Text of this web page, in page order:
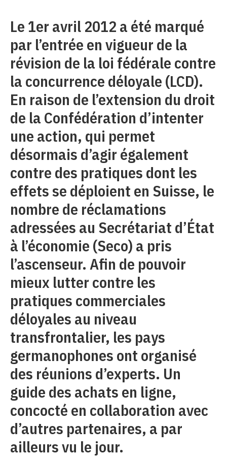
Le 1er avril 2012 a été marqué
par l’entrée en vigueur de la
révision de la loi fédérale contre
la concurrence déloyale (LCD).
En raison de l’extension du droit
de la Confédération d’intenter
une action, qui permet
désormais d’agir également
contre des pratiques dont les
effets se déploient en Suisse, le
nombre de réclamations
adressées au Secrétariat d’État
à l’économie (Seco) a pris
l’ascenseur. Afin de pouvoir
mieux lutter contre les
pratiques commerciales
déloyales au niveau
transfrontalier, les pays
germanophones ont organisé
des réunions d’experts. Un
guide des achats en ligne,
concocté en collaboration avec
d’autres partenaires, a par
ailleurs vu le jour.